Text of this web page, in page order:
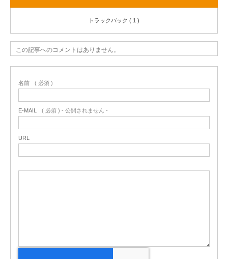
トラックバック ( 1 )
この記事へのコメントはありません。
名前 ( 必須 )
E-MAIL ( 必須 ) - 公開されません -
URL